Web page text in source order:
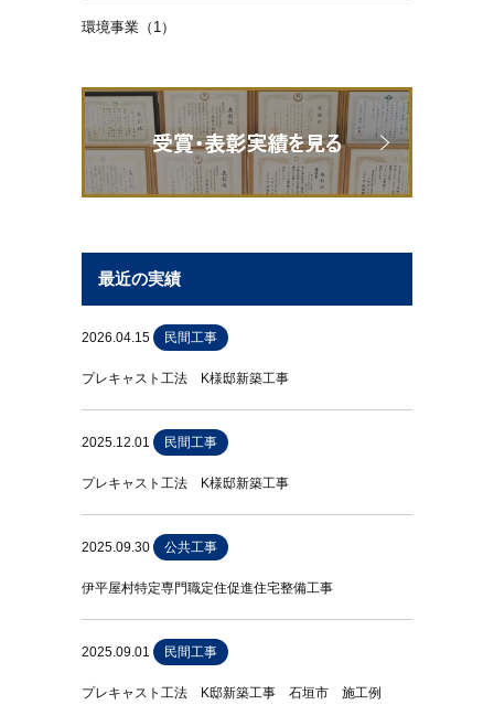
環境事業（1）
最近の実績
2026.04.15 民間工事
プレキャスト工法 K様邸新築工事
2025.12.01 民間工事
プレキャスト工法 K様邸新築工事
2025.09.30 公共工事
伊平屋村特定専門職定住促進住宅整備工事
2025.09.01 民間工事
プレキャスト工法 K邸新築工事 石垣市 施工例